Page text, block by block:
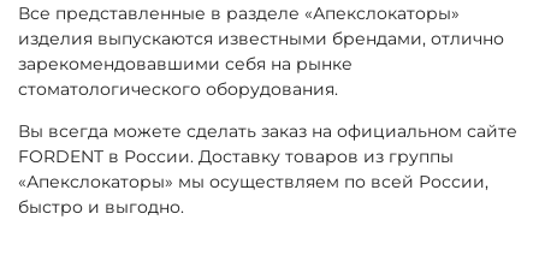
Все представленные в разделе «Апекслокаторы»
изделия выпускаются известными брендами, отлично
зарекомендовавшими себя на рынке
стоматологического оборудования.
Вы всегда можете сделать заказ на официальном сайте
FORDENT в России. Доставку товаров из группы
«Апекслокаторы» мы осуществляем по всей России,
быстро и выгодно.